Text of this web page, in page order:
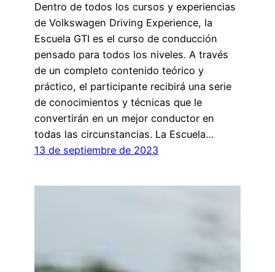
Dentro de todos los cursos y experiencias
de Volkswagen Driving Experience, la
Escuela GTI es el curso de conducción
pensado para todos los niveles. A través
de un completo contenido teórico y
práctico, el participante recibirá una serie
de conocimientos y técnicas que le
convertirán en un mejor conductor en
todas las circunstancias. La Escuela…
13 de septiembre de 2023